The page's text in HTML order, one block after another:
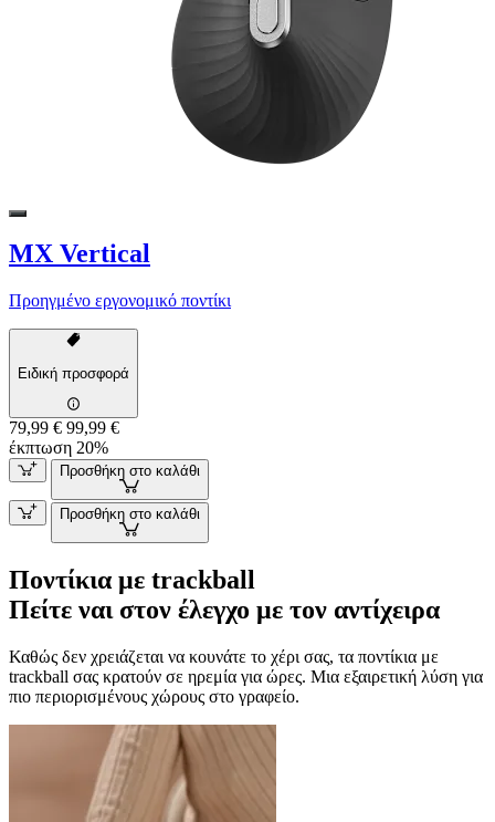
MX Vertical
Προηγμένο εργονομικό ποντίκι
Ειδική προσφορά
79,99 € 99,99 €
έκπτωση 20%
Προσθήκη στο καλάθι
Προσθήκη στο καλάθι
Ποντίκια με trackball
Πείτε ναι στον έλεγχο με τον αντίχειρα
Καθώς δεν χρειάζεται να κουνάτε το χέρι σας, τα ποντίκια με
trackball σας κρατούν σε ηρεμία για ώρες. Μια εξαιρετική λύση για
πιο περιορισμένους χώρους στο γραφείο.